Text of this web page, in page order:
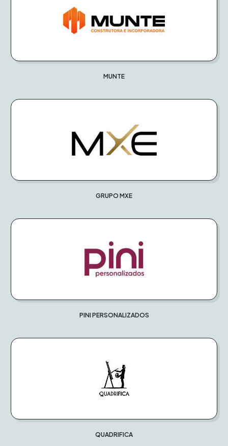
MUNTE
GRUPO MXE
PINI PERSONALIZADOS
QUADRIFICA